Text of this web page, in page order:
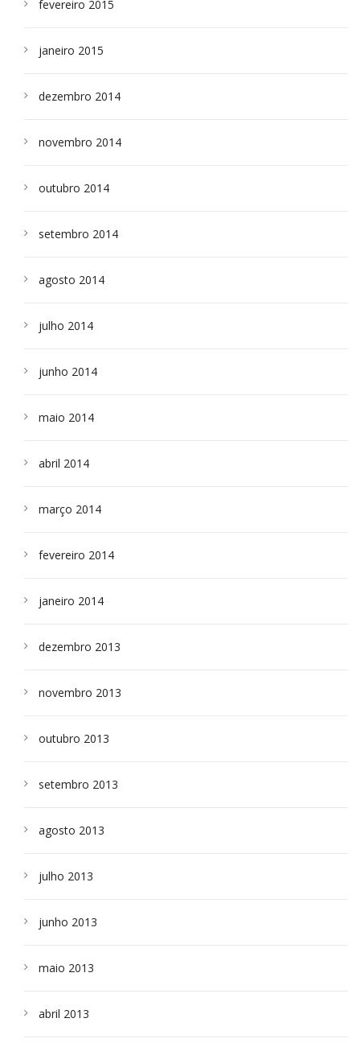
fevereiro 2015
janeiro 2015
dezembro 2014
novembro 2014
outubro 2014
setembro 2014
agosto 2014
julho 2014
junho 2014
maio 2014
abril 2014
março 2014
fevereiro 2014
janeiro 2014
dezembro 2013
novembro 2013
outubro 2013
setembro 2013
agosto 2013
julho 2013
junho 2013
maio 2013
abril 2013